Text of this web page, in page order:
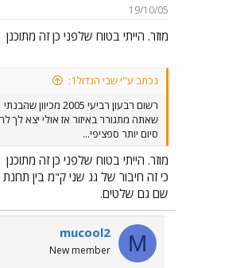
19/10/05
מוזר. הייתי בטוח שלפני כן זה מתוכנן
נכתב ע"י שבי הגדול1:
רשום רבעון רביעי 2005 מכיוון שהבנתי
שאתה מתגורר באיזור אז אולי יצא לך
סיום יותר ספציפי...
מוזר. הייתי בטוח שלפני כן זה מתוכנן
כי זה חיבור של גג שני ק"מ בין תחנת
שם גם שלטים.
M
mucool2
New member